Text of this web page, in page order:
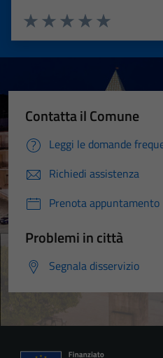
Valuta 5
Valuta 4 stelle su
Valuta 3 stelle su 5
Valuta 2 stelle su 5
Valuta 1 stelle su 5
Contatta il Comune
Leggi le domande
Richiedi assistenza
Prenota appuntamento
Problemi in città
Segnala disservizio